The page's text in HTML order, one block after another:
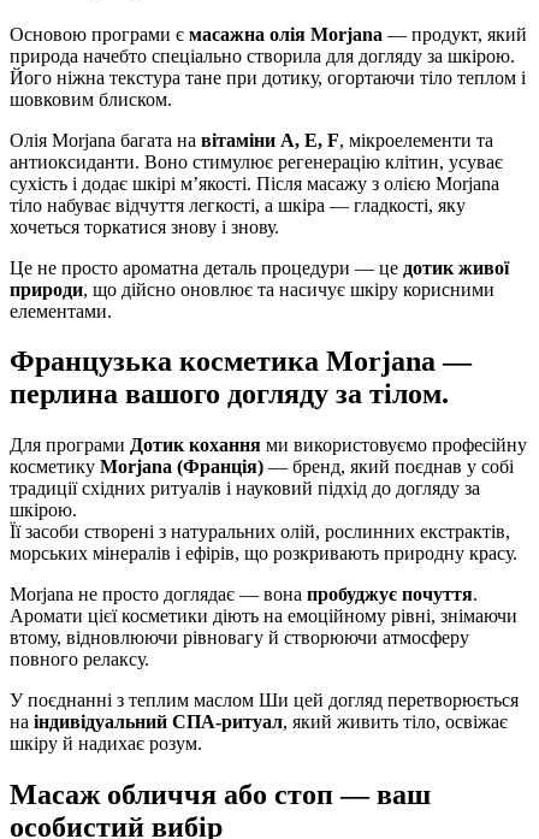
Основою програми є масажна олія Morjana — продукт, який
природа начебто спеціально створила для догляду за шкірою.
Його ніжна текстура тане при дотику, огортаючи тіло теплом і
шовковим блиском.
Олія Morjana багатa на вітаміни A, E, F, мікроелементи та
антиоксиданти. Воно стимулює регенерацію клітин, усуває
сухість і додає шкірі м’якості. Після масажу з олією Morjana
тіло набуває відчуття легкості, а шкіра — гладкості, яку
хочеться торкатися знову і знову.
Це не просто ароматна деталь процедури — це дотик живої
природи, що дійсно оновлює та насичує шкіру корисними
елементами.
Французька косметика Morjana —
перлина вашого догляду за тілом.
Для програми Дотик кохання ми використовуємо професійну
косметику Morjana (Франція) — бренд, який поєднав у собі
традиції східних ритуалів і науковий підхід до догляду за
шкірою.
Її засоби створені з натуральних олій, рослинних екстрактів,
морських мінералів і ефірів, що розкривають природну красу.
Morjana не просто доглядає — вона пробуджує почуття.
Аромати цієї косметики діють на емоційному рівні, знімаючи
втому, відновлюючи рівновагу й створюючи атмосферу
повного релаксу.
У поєднанні з теплим маслом Ши цей догляд перетворюється
на індивідуальний СПА-ритуал, який живить тіло, освіжає
шкіру й надихає розум.
Масаж обличчя або стоп — ваш
особистий вибір